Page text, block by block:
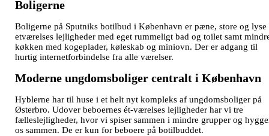
Boligerne
Boligerne på Sputniks botilbud i København er pæne, store og lyse
etværelses lejligheder med eget rummeligt bad og toilet samt
køkken med kogeplader, køleskab og miniovn. Der er adgang til
hurtig internetforbindelse fra alle værelser.​
Moderne ungdomsboliger centralt i København
Hyblerne har til huse i et helt nyt kompleks af ungdomsboliger på
Østerbro. Udover beboernes ét-værelses lejligheder har vi tre
fælleslejligheder, hvor vi spiser sammen i mindre grupper og
os sammen. De er kun for beboere på botilbuddet.